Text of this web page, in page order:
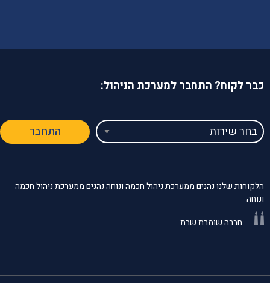
כבר לקוח? התחבר למערכת הניהול:
בחר
שירות
התחבר
הלקוחות שלנו נהנים ממערכת ניהול חכמה ונוחה נהנים ממערכת ניהול חכמה
ונוחה
חברה שומרת שבת